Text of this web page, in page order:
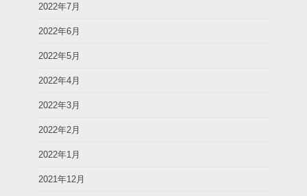
2022年7月
2022年6月
2022年5月
2022年4月
2022年3月
2022年2月
2022年1月
2021年12月